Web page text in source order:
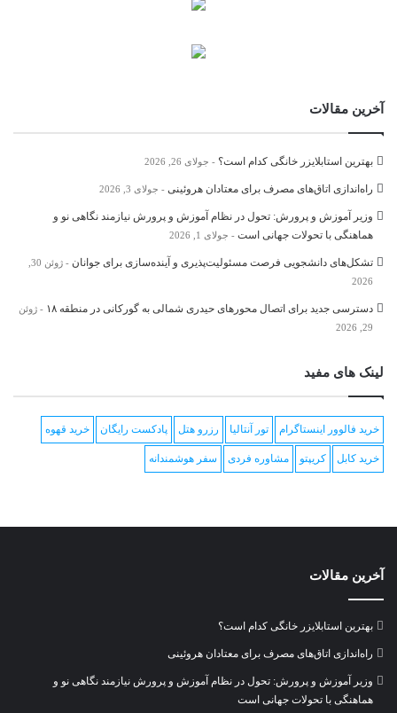
آخرین مقالات
بهترین استابلایزر خانگی کدام است؟ جولای 26, 2026
راه‌اندازی اتاق‌های مصرف برای معتادان هروئینی جولای 3, 2026
وزیر آموزش و پرورش: تحول در نظام آموزش و پرورش نیازمند نگاهی نو و
هماهنگی با تحولات جهانی است
جولای 1, 2026
تشکل‌های دانشجویی فرصت مسئولیت‌پذیری و آینده‌سازی برای جوانان
2026
دسترسی جدید برای اتصال محور‌های حیدری شمالی به گورکانی در منطقه ۱۸
ژوئن
29, 2026
لینک های مفید
خرید فالوور اینستاگرام تور آنتالیا رزرو هتل پادکست رایگان خرید قهوه
خرید کابل کریپتو مشاوره فردی سفر هوشمندانه
آخرین مقالات
بهترین استابلایزر خانگی کدام است؟
راه‌اندازی اتاق‌های مصرف برای معتادان هروئینی
وزیر آموزش و پرورش: تحول در نظام آموزش و پرورش نیازمند نگاهی نو و
هماهنگی با تحولات جهانی است